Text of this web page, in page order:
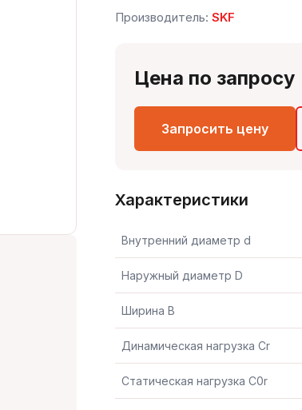
Производитель:SKF
Цена по запросу
Запросить цену
Характеристики
Внутренний диаметр d
Наружный диаметр D
Ширина B
Динамическая нагрузка Cr
Статическая нагрузка C0r